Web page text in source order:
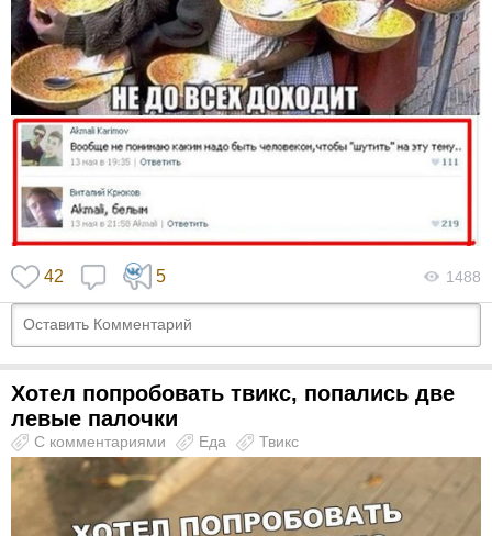
42 5 1488
Хотел попробовать твикс, попались две
левые палочки
С комментариями Еда Твикс